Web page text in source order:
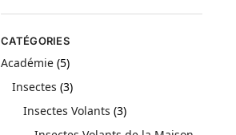
CATÉGORIES
Académie (5)
Insectes (3)
Insectes Volants (3)